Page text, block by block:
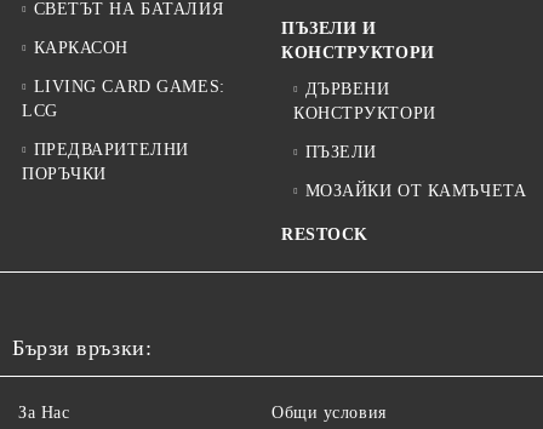
СВЕТЪТ НА БАТАЛИЯ
КАРКАСОН
LIVING CARD GAMES:
LCG
ПРЕДВАРИТЕЛНИ
ПОРЪЧКИ
ПЪЗЕЛИ И
КОНСТРУКТОРИ
ДЪРВЕНИ
КОНСТРУКТОРИ
ПЪЗЕЛИ
МОЗАЙКИ ОТ КАМЪЧЕТА
RESTOCK
Бързи връзки:
За Нас Общи условия